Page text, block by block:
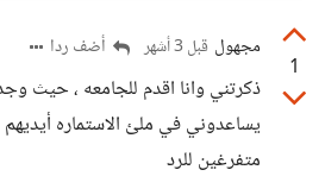
1
مجهول قبل 3 أشهر أضف ردا
ذكرتني وانا اقدم للجامعه ، حيث
يساعدوني في ملئ الاستماره
متفرغين للرد